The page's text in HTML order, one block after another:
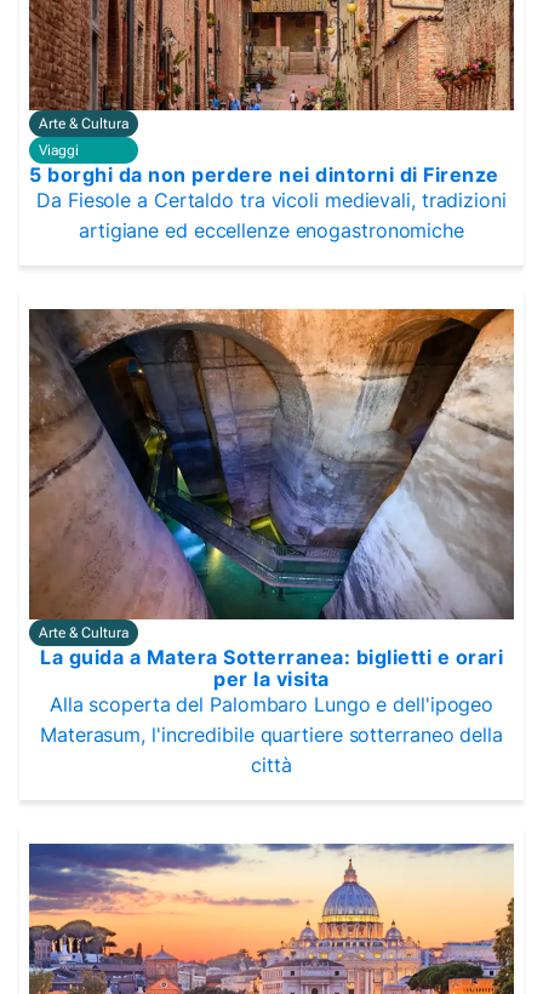
Arte & Cultura
Viaggi
5 borghi da non perdere nei dintorni di Firenze
Da Fiesole a Certaldo tra vicoli medievali, tradizioni
artigiane ed eccellenze enogastronomiche
Arte & Cultura
La guida a Matera Sotterranea: biglietti e orari
per la visita
Alla scoperta del Palombaro Lungo e dell'ipogeo
Materasum, l'incredibile quartiere sotterraneo della
città